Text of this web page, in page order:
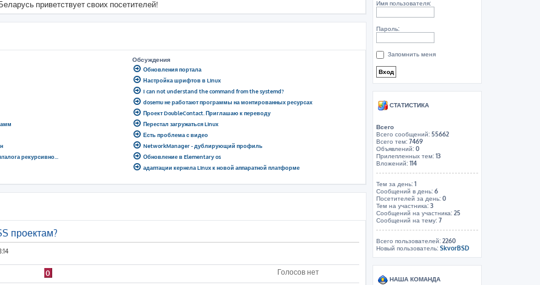
приветствует своих посетителей!
Обсуждения
рекурсивно...
Обновления портала
Настройка шрифтов в Linux
I can not understand the command from the systemd?
dosemu не работают программы на монтированных ресурсах
Проект DoubleContact. Приглашаю к переводу
Перестал загружаться Linux
Есть проблема с видео
NetworkManager - дублирующий профиль
Обновление в Elementary os
адаптации кернела Linux к новой аппаратной платформе
проектам?
0
Голосов нет
Имя пользователя:
Пароль:
Запомнить меня
СТАТИСТИКА
Всего
Всего сообщений: 55662
Всего тем: 7469
Объявлений: 0
Прилепленных тем: 13
Вложений: 114
Тем за день: 1
Сообщений в день: 6
Посетителей за день: 0
Тем на участника: 3
Сообщений на участника: 25
Сообщений на тему: 7
Всего пользователей: 2260
Новый пользователь: SkvorBSD
НАША КОМАНДА